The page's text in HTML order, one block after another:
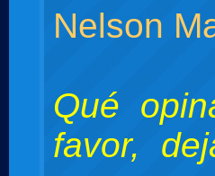
Nelson
Qué
favor,